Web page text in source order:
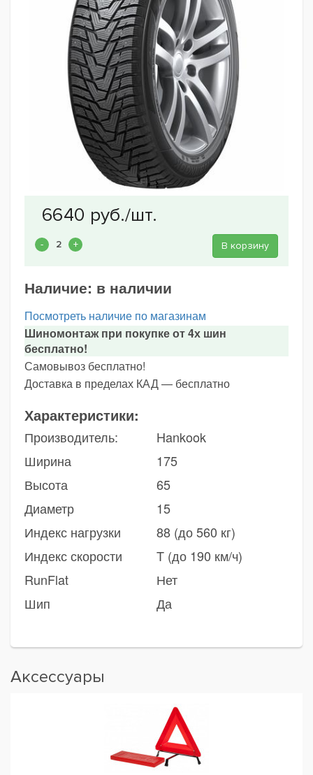
В корзину
Наличие: в наличии
Посмотреть наличие по магазинам
Шиномонтаж при покупке от 4х шин
бесплатно!
Самовывоз бесплатно!
Доставка в пределах КАД — бесплатно
Характеристики:
Производитель:
Hankook
Ширина
175
Высота
65
Диаметр
15
Индекс нагрузки
88 (до 560 кг)
Индекс скорости
T (до 190 км/ч)
RunFlat
Нет
Шип
Да
Аксессуары